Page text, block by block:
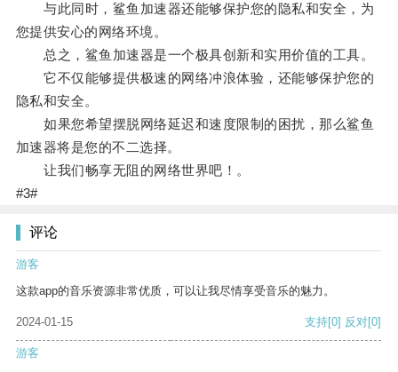
与此同时，鲨鱼加速器还能够保护您的隐私和安全，为
您提供安心的网络环境。
总之，鲨鱼加速器是一个极具创新和实用价值的工具。
它不仅能够提供极速的网络冲浪体验，还能够保护您的
隐私和安全。
如果您希望摆脱网络延迟和速度限制的困扰，那么鲨鱼
加速器将是您的不二选择。
让我们畅享无阻的网络世界吧！。
#3#
评论
游客
这款app的音乐资源非常优质，可以让我尽情享受音乐的魅力。
2024-01-15 支持[0] 反对[0]
游客